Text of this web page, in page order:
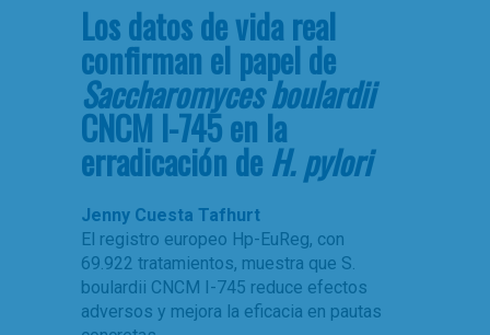
Los datos de vida real
confirman el papel de
Saccharomyces boulardii
CNCM I-745 en la
erradicación de H. pylori
Jenny Cuesta Tafhurt
El registro europeo Hp-EuReg, con
69.922 tratamientos, muestra que S.
boulardii CNCM I-745 reduce efectos
adversos y mejora la eficacia en pautas